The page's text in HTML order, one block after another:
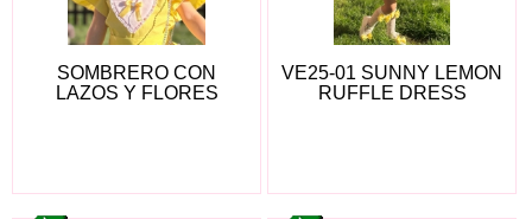
SOMBRERO CON
LAZOS Y FLORES
VE25-01 SUNNY LEMON
RUFFLE DRESS